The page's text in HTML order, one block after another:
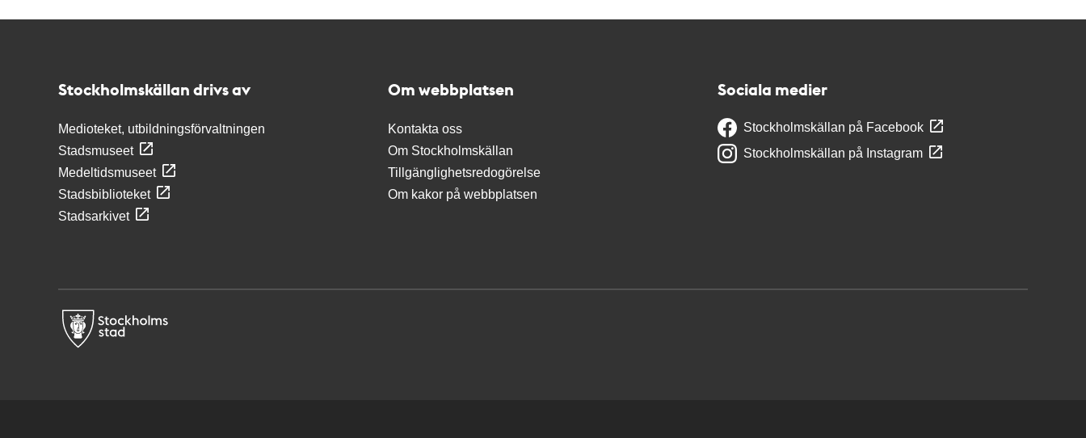
Stockholmskällan drivs av
Medioteket, utbildningsförvaltningen
Stadsmuseet
Medeltidsmuseet
Stadsbiblioteket
Stadsarkivet
Om webbplatsen
Kontakta oss
Om Stockholmskällan
Tillgänglighetsredogörelse
Om kakor på webbplatsen
Sociala medier
Stockholmskällan på Facebook
Stockholmskällan på Instagram